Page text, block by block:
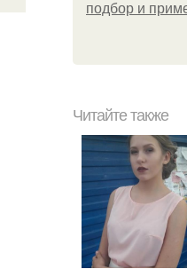
подбор и
Читайте также